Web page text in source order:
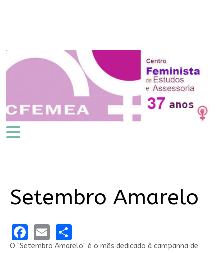
Setembro Amarelo
Facebook
EmailShare
O "Setembro Amarelo" é o mês dedicado à campanha de